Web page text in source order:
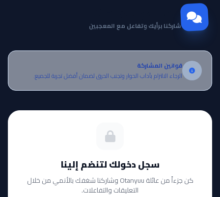
مجتمع Otanyuu
شاركنا برأيك وتفاعل مع المعجبين
قوانين المشاركة
الرجاء الالتزام بآداب الحوار وتجنب الحرق لضمان أفضل تجربة للجميع.
سجل دخولك لتنضم إلينا
كن جزءاً من عائلة Otanyuu وشاركنا شغفك بالأنمي من خلال
التعليقات والتفاعلات.